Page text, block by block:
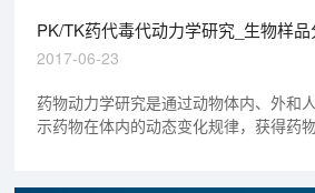
PK/TK药代毒代动力学研究_生物样
究
2017-06-23
药物动力学研究是通过动物体内、外和
示药物在体内的动态变化规律，获得药